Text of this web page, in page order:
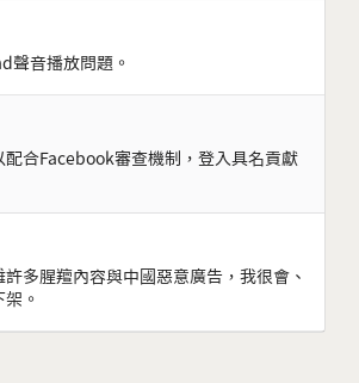
聲音播放問題。
配合Facebook審查機制，登入具名貢獻
多腥羶內容與中國惡意廣告，我很會、
。